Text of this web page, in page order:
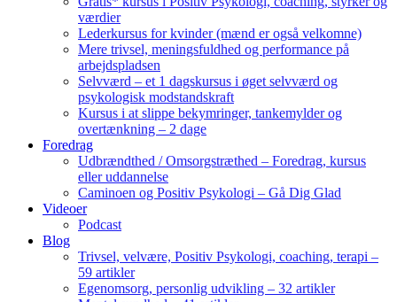
værdier
Lederkursus for kvinder (mænd er også velkomne)
Mere trivsel, meningsfuldhed og performance på
arbejdspladsen
Selvværd – et 1 dagskursus i øget selvværd og
psykologisk modstandskraft
Kursus i at slippe bekymringer, tankemylder og
overtænkning – 2 dage
Foredrag
Udbrændthed / Omsorgstræthed – Foredrag, kursus
eller uddannelse
Caminoen og Positiv Psykologi – Gå Dig Glad
Videoer
Podcast
Blog
Trivsel, velvære, Positiv Psykologi, coaching, terapi –
59 artikler
Egenomsorg, personlig udvikling – 32 artikler